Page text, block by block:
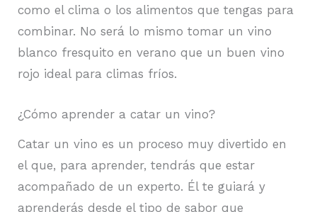
como el clima o los alimentos que tengas para
combinar. No será lo mismo tomar un vino
blanco fresquito en verano que un buen vino
rojo ideal para climas fríos.
¿Cómo aprender a catar un vino?
Catar un vino es un proceso muy divertido en
el que, para aprender, tendrás que estar
acompañado de un experto. Él te guiará y
aprenderás desde el tipo de sabor que